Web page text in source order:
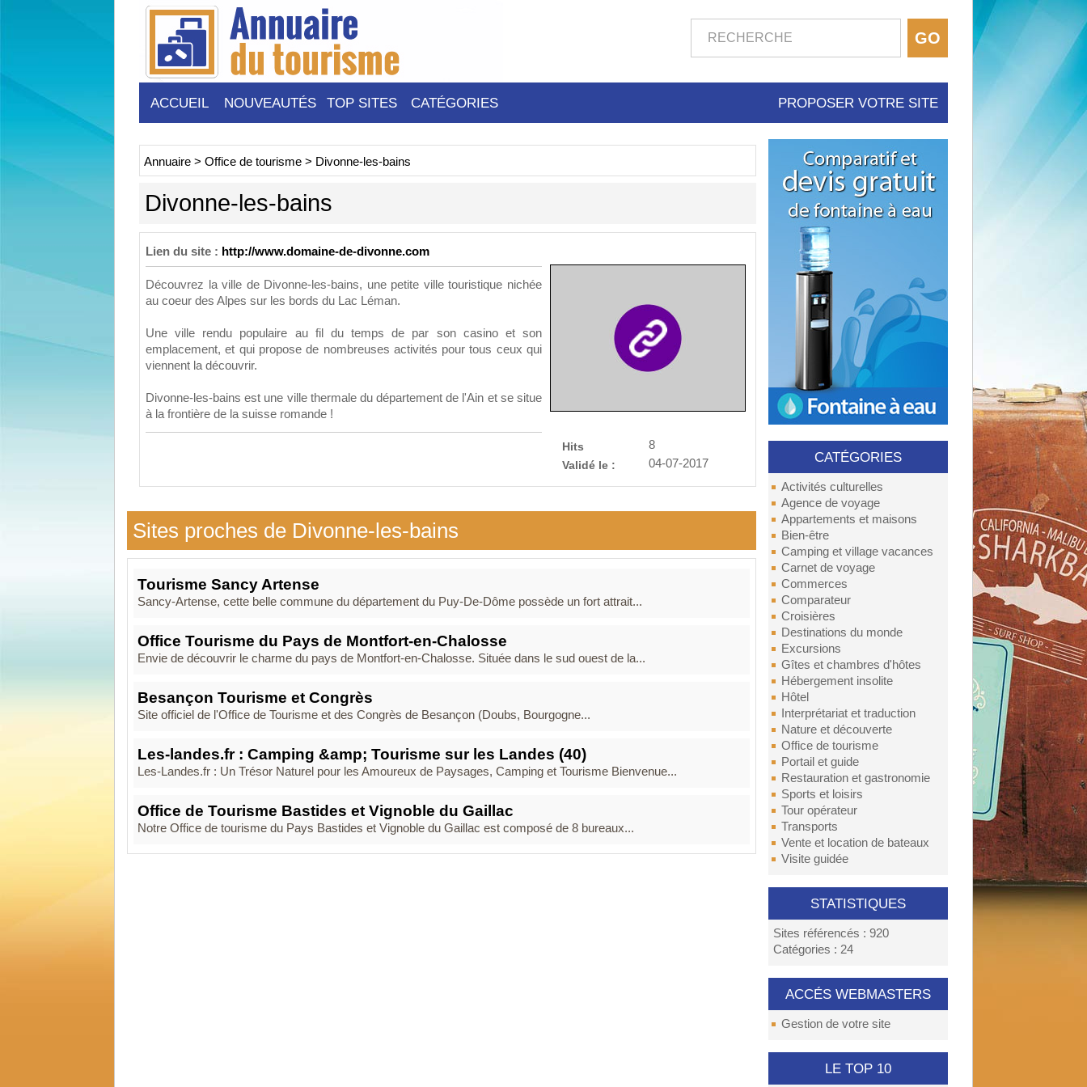
ACCUEIL NOUVEAUTÉS TOP SITES CATÉGORIES PROPOSER VOTRE SITE
CATÉGORIES
Activités culturelles
Agence de voyage
Appartements et maisons
Bien-être
Camping et village vacances
Carnet de voyage
Commerces
Comparateur
Croisières
Destinations du monde
Excursions
Gîtes et chambres d'hôtes
Hébergement insolite
Hôtel
Interprétariat et traduction
Nature et découverte
Office de tourisme
Portail et guide
Restauration et gastronomie
Sports et loisirs
Tour opérateur
Transports
Vente et location de bateaux
Visite guidée
STATISTIQUES
Sites référencés : 920
Catégories : 24
ACCÉS WEBMASTERS
Gestion de votre site
LE TOP 10
Annuaire > Office de tourisme > Divonne-les-bains
Divonne-les-bains
Lien du site : http://www.domaine-de-divonne.com
Découvrez la ville de Divonne-les-bains, une petite ville touristique nichée
au coeur des Alpes sur les bords du Lac Léman.
Une ville rendu populaire au fil du temps de par son casino et son
emplacement, et qui propose de nombreuses activités pour tous ceux qui
viennent la découvrir.
Divonne-les-bains est une ville thermale du département de l'Ain et se situe
à la frontière de la suisse romande !
Hits
8
Validé le :
04-07-2017
Sites proches de Divonne-les-bains
Tourisme Sancy Artense
Sancy-Artense, cette belle commune du département du Puy-De-Dôme possède un fort attrait...
Office Tourisme du Pays de Montfort-en-Chalosse
Envie de découvrir le charme du pays de Montfort-en-Chalosse. Située dans le sud ouest de la...
Besançon Tourisme et Congrès
Site officiel de l'Office de Tourisme et des Congrès de Besançon (Doubs, Bourgogne...
Les-landes.fr : Camping &amp; Tourisme sur les Landes (40)
Les-Landes.fr : Un Trésor Naturel pour les Amoureux de Paysages, Camping et Tourisme Bienvenue...
Office de Tourisme Bastides et Vignoble du Gaillac
Notre Office de tourisme du Pays Bastides et Vignoble du Gaillac est composé de 8 bureaux...